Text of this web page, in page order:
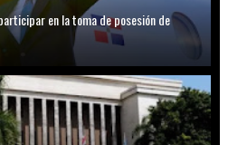
en la toma de posesión de